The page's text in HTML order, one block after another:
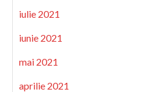
iulie 2021
iunie 2021
mai 2021
aprilie 2021